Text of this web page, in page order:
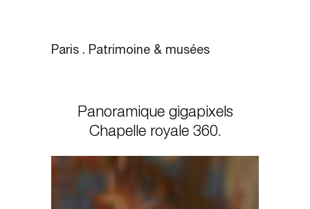
Paris . Patrimoine & musées
Panoramique gigapixels
Chapelle royale 360.